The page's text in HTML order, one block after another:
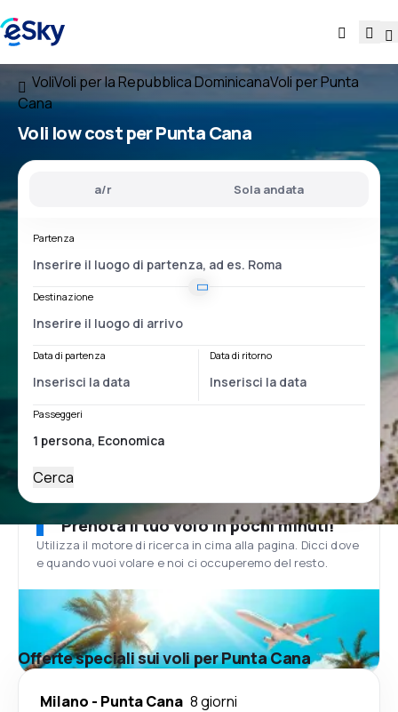
VoliVoli per la Repubblica DominicanaVoli per Punta
Cana
Voli low cost per Punta Cana
a/r Sola andata
Partenza
Destinazione
Data di partenza Data di ritorno
Passeggeri
Cerca
Prenota il tuo volo in pochi minuti!
Utilizza il motore di ricerca in cima alla pagina. Dicci dove
e quando vuoi volare e noi ci occuperemo del resto.
Offerte speciali sui voli per Punta Cana
Milano - Punta Cana 8 giorni